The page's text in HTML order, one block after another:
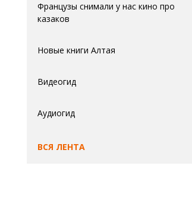
Французы снимали у нас кино про
казаков
Новые книги Алтая
Видеогид
Аудиогид
ВСЯ ЛЕНТА